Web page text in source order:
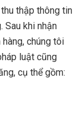
thập thông tin
Sau khi nhận
chúng tôi
luật cũng
cụ thể gồm: